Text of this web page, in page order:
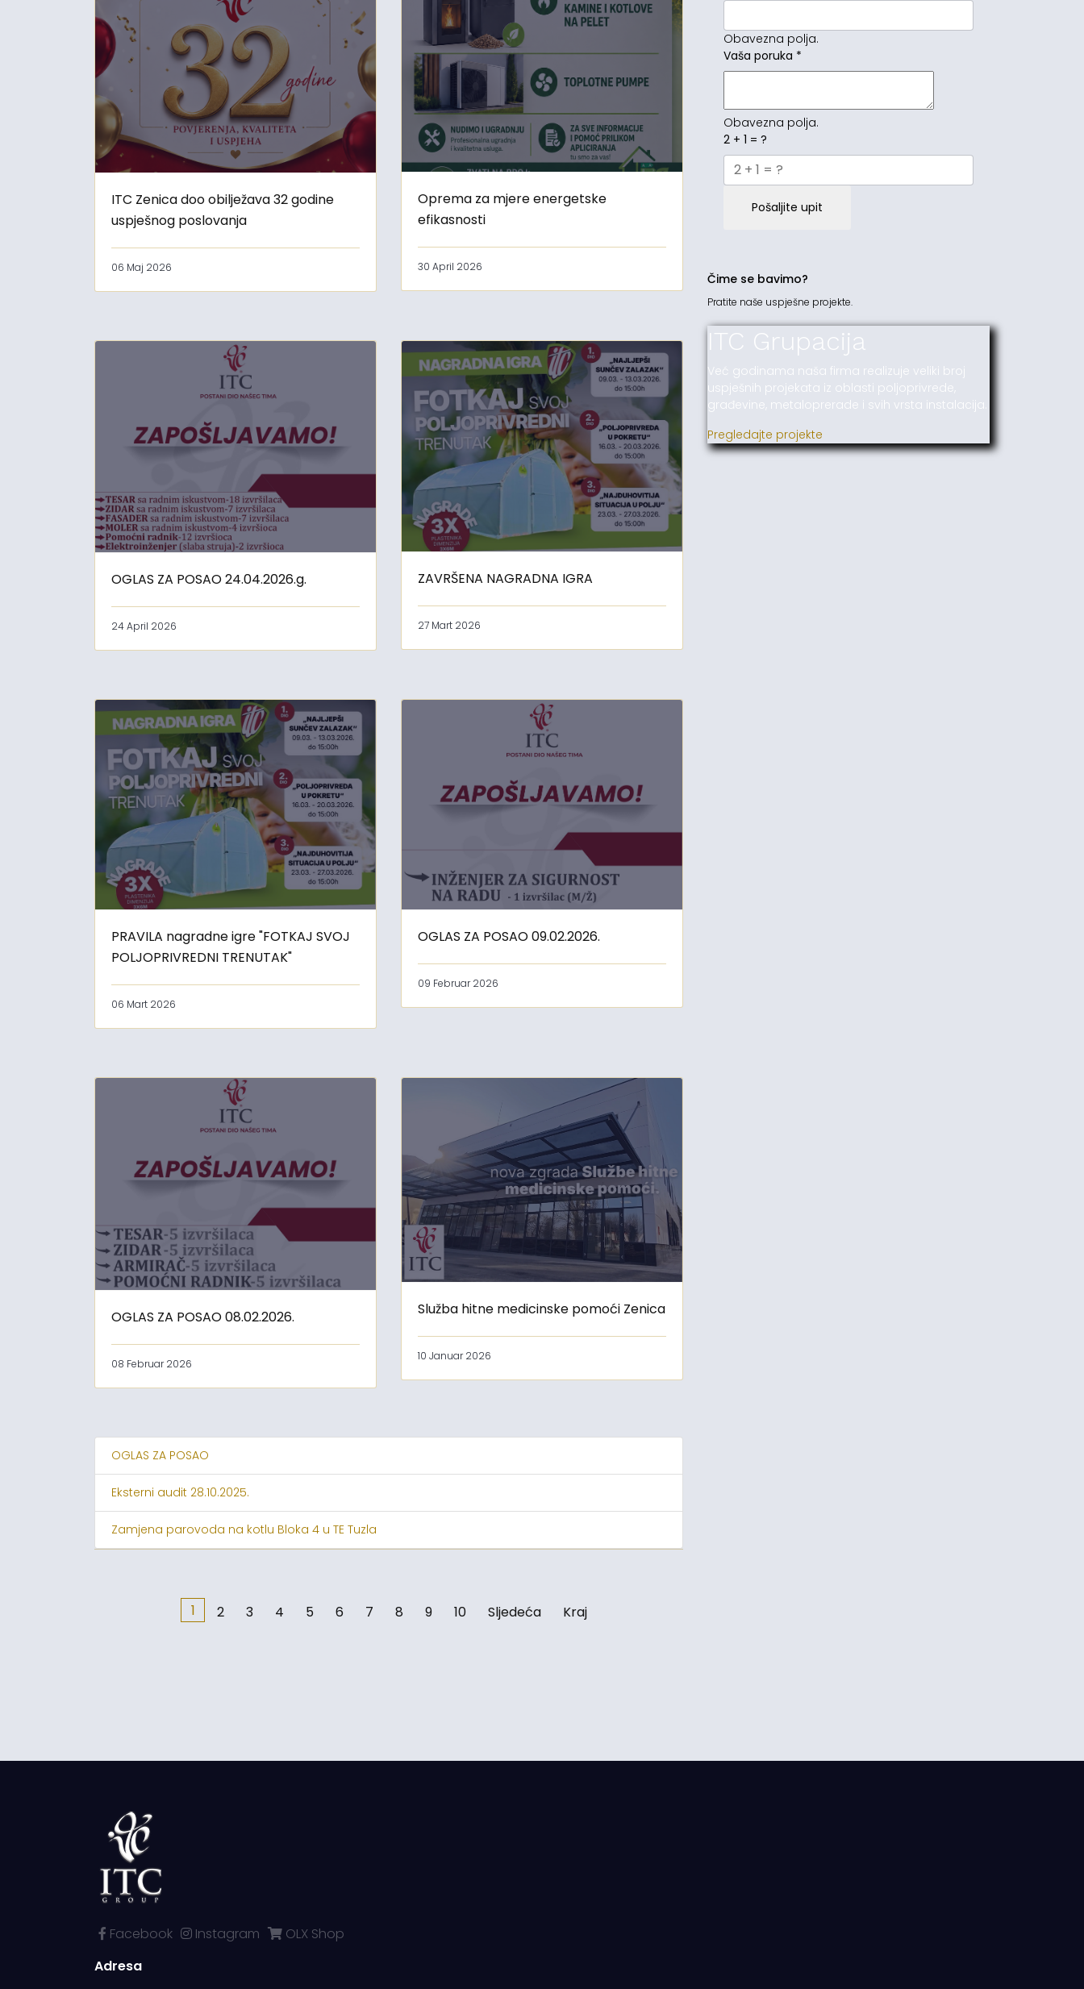
ITC Zenica doo obilježava 32 godine
uspješnog poslovanja
06 Maj 2026
Oprema za mjere energetske
efikasnosti
30 April 2026
OGLAS ZA POSAO 24.04.2026.g.
24 April 2026
ZAVRŠENA NAGRADNA IGRA
27 Mart 2026
PRAVILA nagradne igre "FOTKAJ SVOJ
POLJOPRIVREDNI TRENUTAK"
06 Mart 2026
OGLAS ZA POSAO 09.02.2026.
09 Februar 2026
OGLAS ZA POSAO 08.02.2026.
08 Februar 2026
Služba hitne medicinske pomoći Zenica
10 Januar 2026
OGLAS ZA POSAO
Eksterni audit 28.10.2025.
Zamjena parovoda na kotlu Bloka 4 u TE Tuzla
1 2 3 4 5 6 7 8 9 10 Sljedeća Kraj
Obavezna polja.
Vaša poruka *
Obavezna polja.
2 + 1 = ?
Pošaljite upit
Čime se bavimo?
Pratite naše uspješne projekte.
ITC Grupacija
Već godinama naša firma realizuje veliki broj
uspješnih projekata iz oblasti poljoprivrede,
građevine, metaloprerade i svih vrsta instalacija.
Pregledajte projekte
Facebook Instagram
OLX Shop
Adresa